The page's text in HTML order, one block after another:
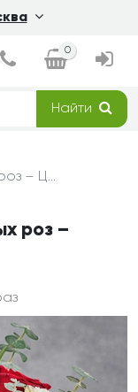
0
Найти
Букет из красных и кремовых роз – Цветочный рай
роз –